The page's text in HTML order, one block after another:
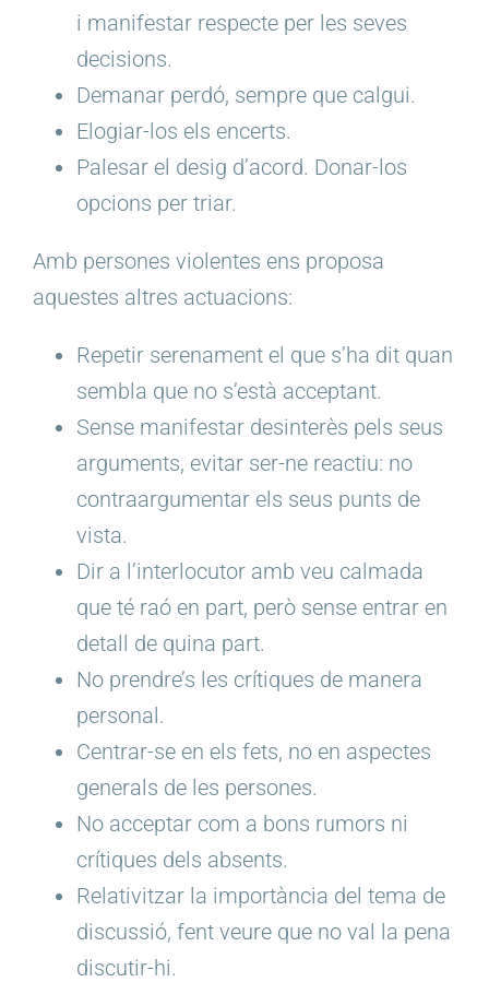
i manifestar respecte per les seves
decisions.
Demanar perdó, sempre que calgui.
Elogiar-los els encerts.
Palesar el desig d’acord. Donar-los
opcions per triar.
Amb persones violentes ens proposa
aquestes altres actuacions:
Repetir serenament el que s’ha dit quan
sembla que no s’està acceptant.
Sense manifestar desinterès pels seus
arguments, evitar ser-ne reactiu: no
contraargumentar els seus punts de
vista.
Dir a l’interlocutor amb veu calmada
que té raó en part, però sense entrar en
detall de quina part.
No prendre’s les crítiques de manera
personal.
Centrar-se en els fets, no en aspectes
generals de les persones.
No acceptar com a bons rumors ni
crítiques dels absents.
Relativitzar la importància del tema de
discussió, fent veure que no val la pena
discutir-hi.